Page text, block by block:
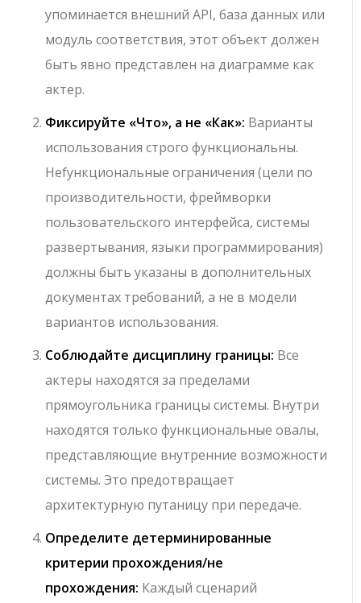
упоминается внешний API, база данных или
модуль соответствия, этот объект должен
быть явно представлен на диаграмме как
актер.
Фиксируйте «Что», а не «Как»: Варианты
использования строго функциональны.
Нefункциональные ограничения (цели по
производительности, фреймворки
пользовательского интерфейса, системы
развертывания, языки программирования)
должны быть указаны в дополнительных
документах требований, а не в модели
вариантов использования.
Соблюдайте дисциплину границы: Все
актеры находятся за пределами
прямоугольника границы системы. Внутри
находятся только функциональные овалы,
представляющие внутренние возможности
системы. Это предотвращает
архитектурную путаницу при передаче.
Определите детерминированные
критерии прохождения/не
прохождения: Каждый сценарий